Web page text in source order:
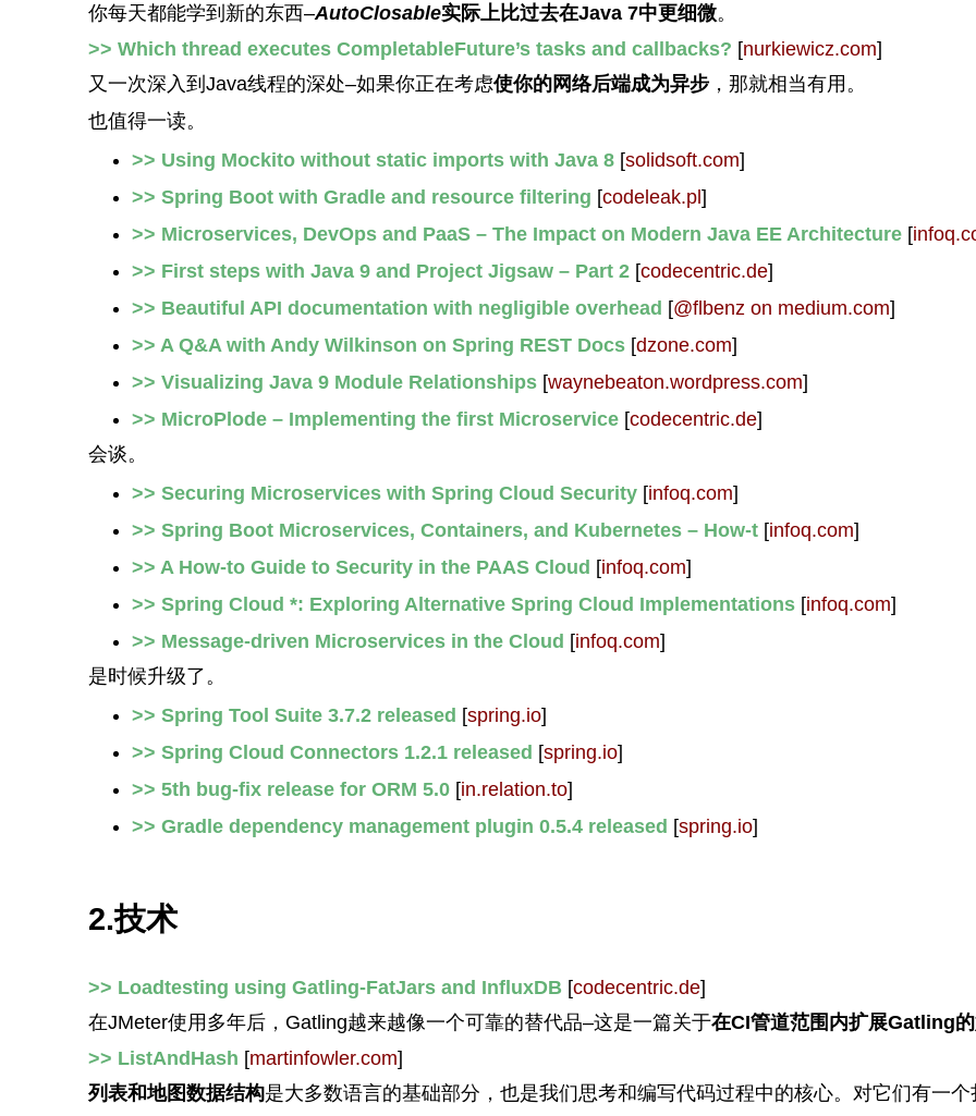
你每天都能学到新的东西–AutoClosable实际上比过去在Java 7中更细微。
>> Which thread executes CompletableFuture’s tasks and callbacks? [nurkiewicz.com]
又一次深入到Java线程的深处–如果你正在考虑使你的网络后端成为异步，那就相当有用。
也值得一读。
>> Using Mockito without static imports with Java 8[solidsoft.com]
>> Spring Boot with Gradle and resource filtering [codeleak.pl]
>> Microservices, DevOps and PaaS – The Impact on Modern Java EE Architecture[
>> First steps with Java 9 and Project Jigsaw – Part 2[codecentric.de]
>> Beautiful API documentation with negligible overhead [@flbenz on medium.com]
>> A Q&A with Andy Wilkinson on Spring REST Docs [dzone.com]
>> Visualizing Java 9 Module Relationships [waynebeaton.wordpress.com]
>> MicroPlode – Implementing the first Microservice[codecentric.de]
会谈。
>> Securing Microservices with Spring Cloud Security[infoq.com]
>> Spring Boot Microservices, Containers, and Kubernetes – How-t[infoq.com]
>> A How-to Guide to Security in the PAAS Cloud [infoq.com]
>> Spring Cloud *: Exploring Alternative Spring Cloud Implementations[infoq.com]
>> Message-driven Microservices in the Cloud [infoq.com]
是时候升级了。
>> Spring Tool Suite 3.7.2 released [spring.io]
>> Spring Cloud Connectors 1.2.1 released [spring.io]
>> 5th bug-fix release for ORM 5.0 [in.relation.to]
>> Gradle dependency management plugin 0.5.4 released [spring.io]
2.技术
>> Loadtesting using Gatling-FatJars and InfluxDB [codecentric.de]
在JMeter使用多年后，Gatling越来越像一个可靠的替代品–这是一篇关于在CI管道范围内扩展Gatling
>> ListAndHash [martinfowler.com]
列表和地图数据结构是大多数语言的基础部分，也是我们思考和编写代码过程中的核心。对它们有一个